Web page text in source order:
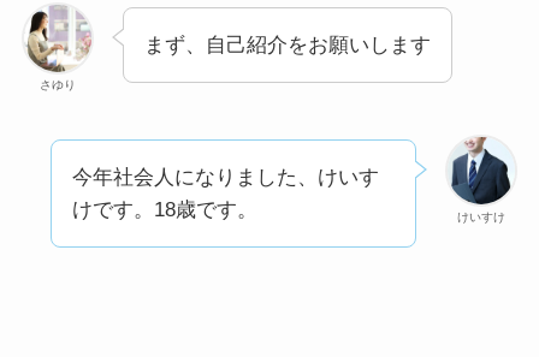
さゆり
まず、自己紹介をお願いします
けいすけ
今年社会人になりました、けいす
けです。18歳です。